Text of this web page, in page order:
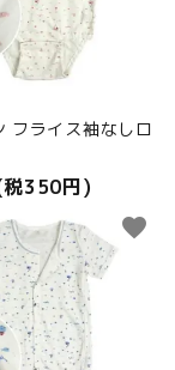
フライス袖なしロ
350円)
favorite